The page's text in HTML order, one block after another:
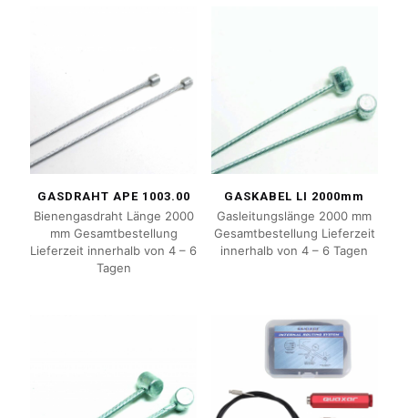
GASDRAHT APE 1003.00
Bienengasdraht Länge 2000
mm Gesamtbestellung
Lieferzeit innerhalb von 4 – 6
Tagen
GASKABEL LI 2000mm
Gasleitungslänge 2000 mm
Gesamtbestellung Lieferzeit
innerhalb von 4 – 6 Tagen